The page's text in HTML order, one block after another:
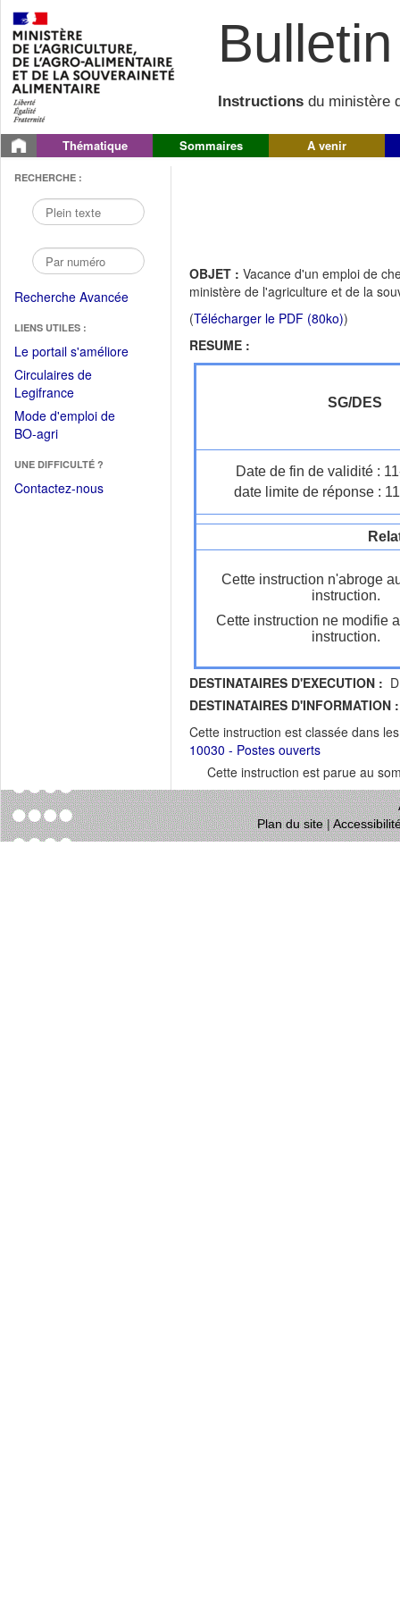
Instructions du ministère
Thématique Sommaires A venir
RECHERCHE :
Recherche Avancée
LIENS UTILES :
Le portail s'améliore(Fichier
Circulaires de
Legifrance(Ouvrir
dans
une
fenêtre)
Mode d'emploi de
BO-agri(Ouvrir
une
nouvelle
UNE DIFFICULTÉ ?
Contactez-nous
OBJET : Vacance d'un emploi de
ministère de l'agriculture et de la
(Télécharger le PDF (80ko))
RESUME :
SG/DES
Date de fin de validité :
date limite de réponse :
Cette instruction n'abroge
instruction.
Cette instruction ne modifie
instruction.
DESTINATAIRES D'EXECUTION :
DESTINATAIRES D'INFORMATION :
Cette instruction est classée dans
10030 - Postes ouverts
Cette instruction est parue au
Plan du site|